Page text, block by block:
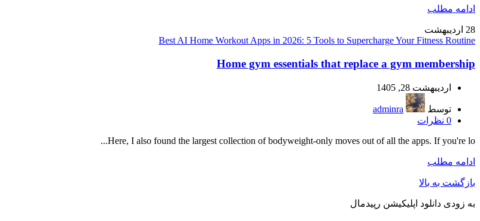
ادامه مطلب
28 اردیبهشت
Best AI Home Workout Apps in 2026: 5 Tools to Supercharge Your Fitness Routine
Home gym essentials that replace a gym membership
اردیبهشت 28, 1405
توسط
adminra
0 نظرات
Here, I also found the largest collection of bodyweight-only moves out of all the apps. If you're lo...
ادامه مطلب
بازگشت به بالا
به زودی دانلود اپلیکیشن رپیدمال